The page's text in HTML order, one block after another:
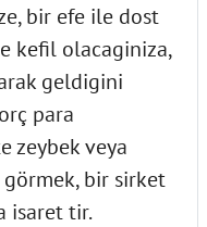
bir efe ile dost
kefil olacaginiza,
geldigini
para
zeybek veya
bir sirket
isaret tir.